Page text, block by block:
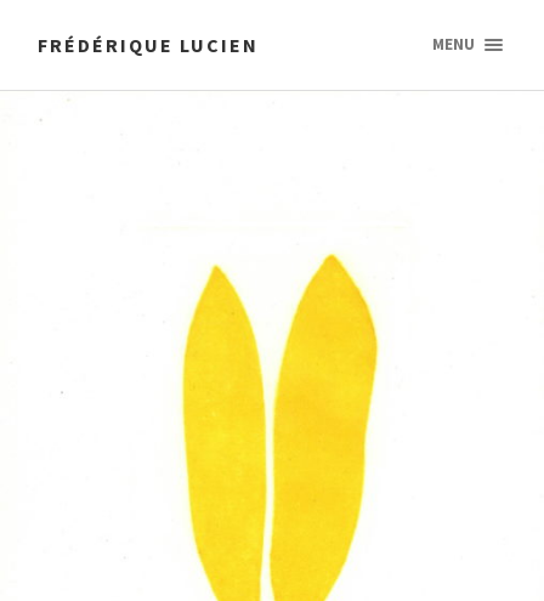
FRÉDÉRIQUE LUCIEN MENU